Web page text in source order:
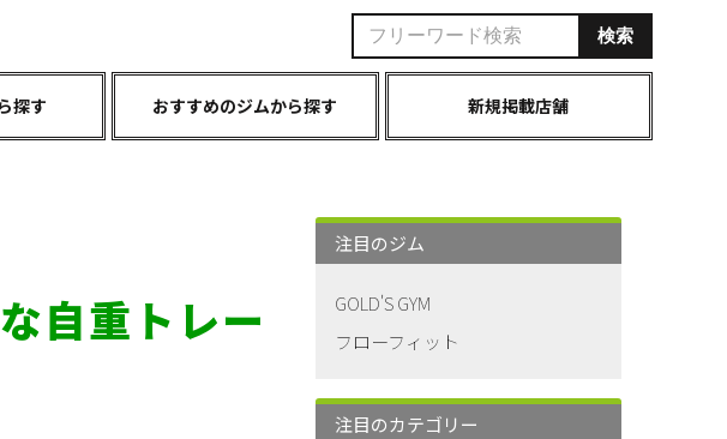
探す おすすめのジムから探す 新規掲載店舗
自重トレー
注目のジム
GOLD'S GYM
フローフィット
注目のカテゴリー